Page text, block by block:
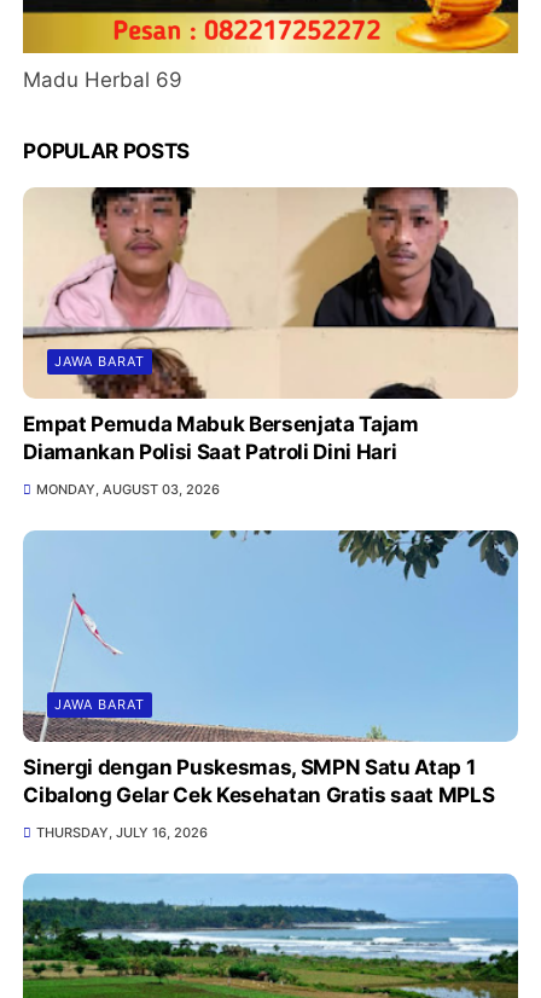
Madu Herbal 69
POPULAR POSTS
JAWA BARAT
Empat Pemuda Mabuk Bersenjata Tajam
Diamankan Polisi Saat Patroli Dini Hari
MONDAY, AUGUST 03, 2026
JAWA BARAT
Sinergi dengan Puskesmas, SMPN Satu Atap 1
Cibalong Gelar Cek Kesehatan Gratis saat MPLS
THURSDAY, JULY 16, 2026